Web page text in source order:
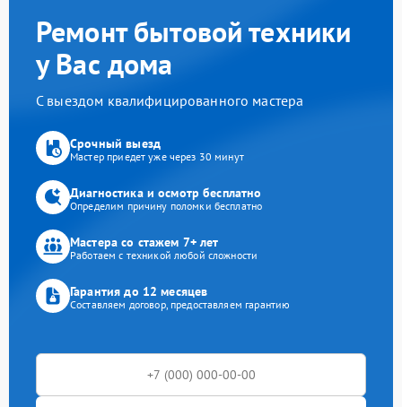
Ремонт бытовой техники
у Вас дома
С выездом квалифицированного мастера
Срочный выезд
Мастер приедет уже через 30 минут
Диагностика и осмотр бесплатно
Определим причину поломки бесплатно
Мастера со стажем 7+ лет
Работаем с техникой любой сложности
Гарантия до 12 месяцев
Составляем договор, предоставляем гарантию